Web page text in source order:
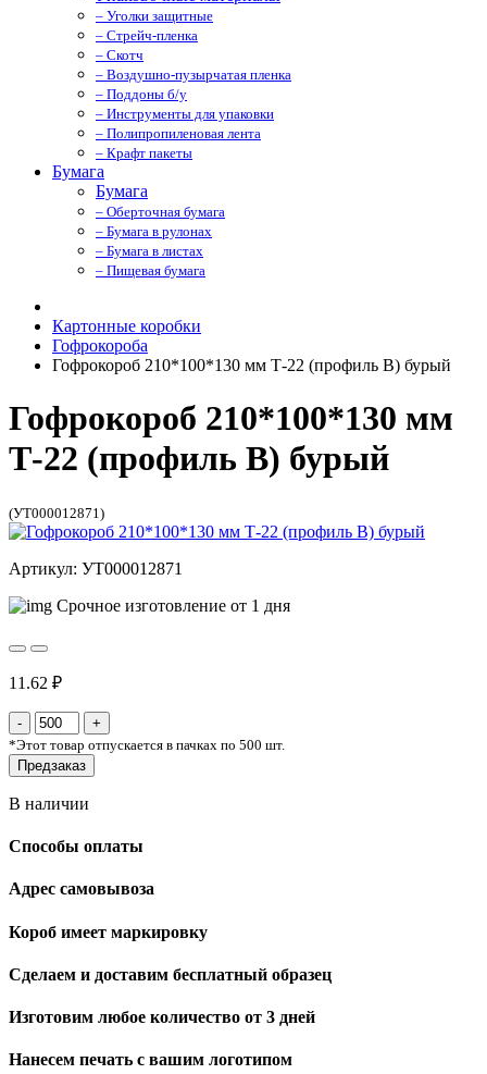
– Уголки защитные
– Стрейч-пленка
– Скотч
– Воздушно-пузырчатая пленка
– Поддоны б/у
– Инструменты для упаковки
– Полипропиленовая лента
– Крафт пакеты
Бумага
Бумага
– Оберточная бумага
– Бумага в рулонах
– Бумага в листах
– Пищевая бумага
Картонные коробки
Гофрокороба
Гофрокороб 210*100*130 мм Т-22 (профиль B) бурый
Гофрокороб 210*100*130 мм
Т-22 (профиль B) бурый
(УТ000012871)
Артикул: УТ000012871
Срочное изготовление от 1 дня
11.62 ₽
*Этот товар отпускается в пачках по 500 шт.
Предзаказ
В наличии
Способы оплаты
Адрес самовывоза
Короб имеет маркировку
Сделаем и доставим бесплатный образец
Изготовим любое количество от 3 дней
Нанесем печать с вашим логотипом